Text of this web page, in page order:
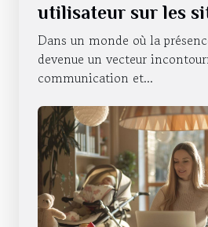
utilisateur sur les
thérapeutes
Dans un monde où la
devenue un vecteur
communication et...